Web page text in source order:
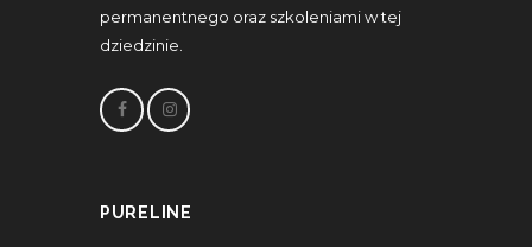
permanentnego oraz szkoleniami w tej
dziedzinie.
PURELINE